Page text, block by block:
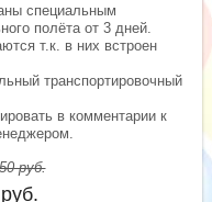
специальным
полёта от 3 дней.
т.к. в них встроен
транспортировочный
в комментарии к
руб.
руб.